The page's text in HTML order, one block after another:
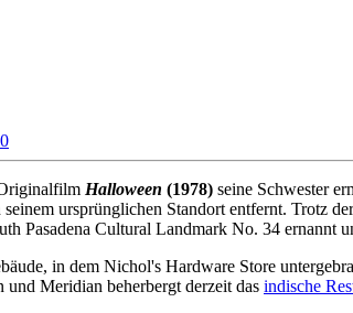
Halloween (1978) seine Schwester
ursprünglichen Standort entfernt. Trotz
Pasadena Cultural Landmark No. 34 ernannt
in dem Nichol's Hardware Store
Meridian beherbergt derzeit das indische